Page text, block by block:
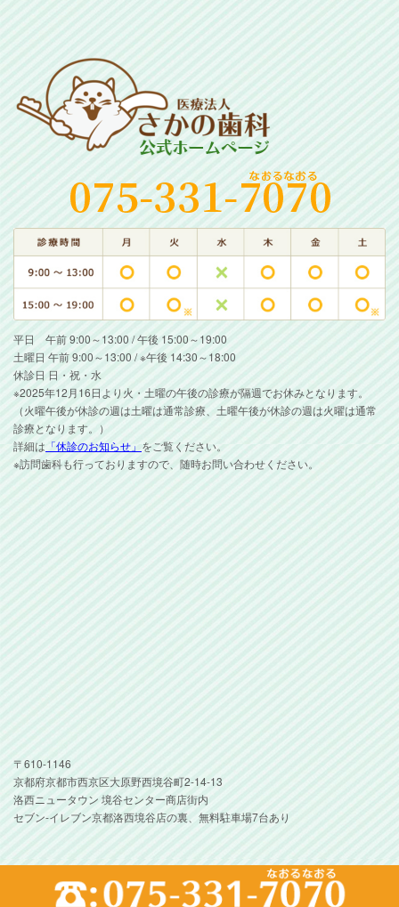
平日 午前 9:00～13:00 / 午後 15:00～19:00
土曜日 午前 9:00～13:00 / ※午後 14:30～18:00
休診日 日・祝・水
※2025年12月16日より火・土曜の午後の診療が隔週でお休みとなります。
（火曜午後が休診の週は土曜は通常診療、土曜午後が休診の週は火曜は通常
診療となります。）
詳細は 「休診のお知らせ」 をご覧ください。
※訪問歯科も行っておりますので、随時お問い合わせください。
〒610-1146
京都府京都市西京区大原野西境谷町2-14-13
洛西ニュータウン 境谷センター商店街内
セブン-イレブン京都洛西境谷店の裏、無料駐車場7台あり
Copyright(c) 2019 Sakano Dental Clinic. All Rights Reserved.